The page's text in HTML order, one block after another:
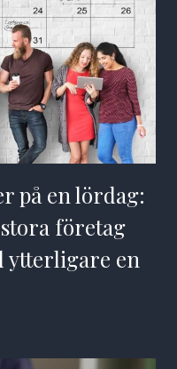
på en lördag:
företag
ytterligare en